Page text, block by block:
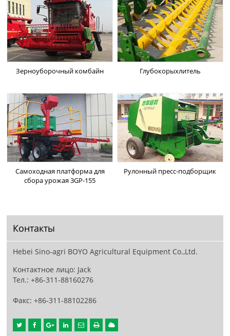
Зерноуборочный комбайн Глубокорыхлитель
Самоходная платформа для
сбора урожая 3GP-155
Рулонный пресс-подборщик
Контакты
Hebei Sino-agri BOYO Agricultural Equipment Co.,Ltd.
Контактное лицо: Jack
Тел.:+86-311-88160276
Факс: +86-311-88102286